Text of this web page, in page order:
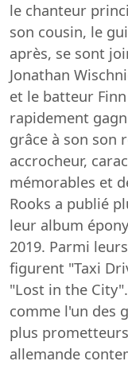
le chanteur
son cousin, le
après, se sont
Jonathan
et le batteur
rapidement
grâce à son son
accrocheur,
mémorables et
Rooks a publié
leur album
2019. Parmi
figurent "Taxi
"Lost in the
comme l'un des
plus
allemande